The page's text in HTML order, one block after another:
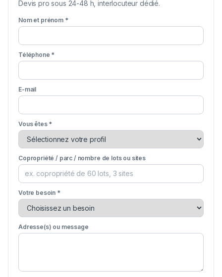
Devis pro sous 24-48 h, interlocuteur dédié.
Nom et prénom *
Téléphone *
E-mail
Vous êtes *
Copropriété / parc / nombre de lots ou sites
Votre besoin *
Adresse(s) ou message